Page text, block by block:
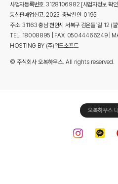
사업자등록번호. 3128106982 [사업자정보 확인]
통신판매업신고. 2023-충남천안-0195
주소. 31163 충남 천안시 서북구 검은들1길 12 (
TEL. 18008895 | FAX. 05044466249 |
HOSTING BY (주)위드소프트
© 주식회사 오복하우스. All rights reserved.
오복하우스